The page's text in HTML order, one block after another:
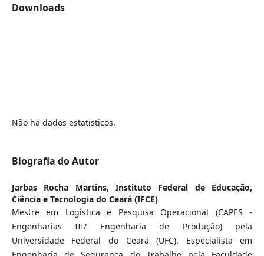
Downloads
Não há dados estatísticos.
Biografia do Autor
Jarbas Rocha Martins, Instituto Federal de Educação,
Ciência e Tecnologia do Ceará (IFCE)
Mestre em Logística e Pesquisa Operacional (CAPES -
Engenharias III/ Engenharia de Produção) pela
Universidade Federal do Ceará (UFC). Especialista em